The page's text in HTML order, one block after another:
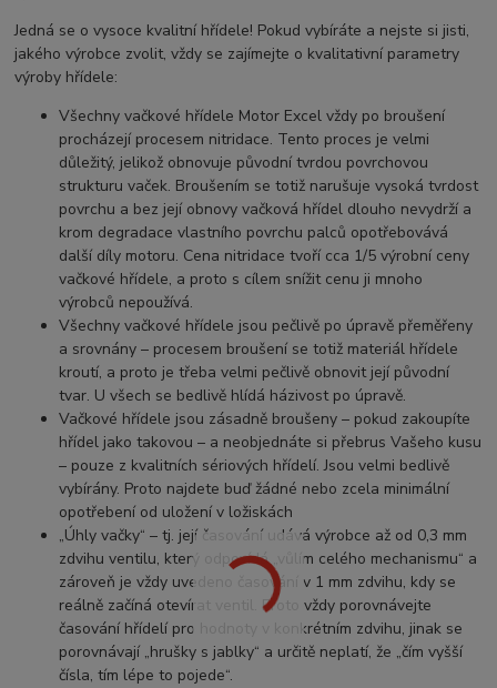
Jedná se o vysoce kvalitní hřídele! Pokud vybíráte a nejste si jisti,
jakého výrobce zvolit, vždy se zajímejte o kvalitativní parametry
výroby hřídele:
Všechny vačkové hřídele Motor Excel vždy po broušení
procházejí procesem nitridace. Tento proces je velmi
důležitý, jelikož obnovuje původní tvrdou povrchovou
strukturu vaček. Broušením se totiž narušuje vysoká tvrdost
povrchu a bez její obnovy vačková hřídel dlouho nevydrží a
krom degradace vlastního povrchu palců opotřebovává
další díly motoru. Cena nitridace tvoří cca 1/5 výrobní ceny
vačkové hřídele, a proto s cílem snížit cenu ji mnoho
výrobců nepoužívá.
Všechny vačkové hřídele jsou pečlivě po úpravě přeměřeny
a srovnány – procesem broušení se totiž materiál hřídele
kroutí, a proto je třeba velmi pečlivě obnovit její původní
tvar. U všech se bedlivě hlídá házivost po úpravě.
Vačkové hřídele jsou zásadně broušeny – pokud zakoupíte
hřídel jako takovou – a neobjednáte si přebrus Vašeho kusu
– pouze z kvalitních sériových hřídelí. Jsou velmi bedlivě
vybírány. Proto najdete buď žádné nebo zcela minimální
opotřebení od uložení v ložiskách
„Úhly vačky“ – tj. její časování udává výrobce až od 0,3 mm
zdvihu ventilu, který odpovídá „vůlím celého mechanismu“ a
zároveň je vždy uvedeno časování v 1 mm zdvihu, kdy se
reálně začíná otevírat ventil. Proto vždy porovnávejte
časování hřídelí pro hodnoty v konkrétním zdvihu, jinak se
porovnávají „hrušky s jablky“ a určitě neplatí, že „čím vyšší
čísla, tím lépe to pojede“.